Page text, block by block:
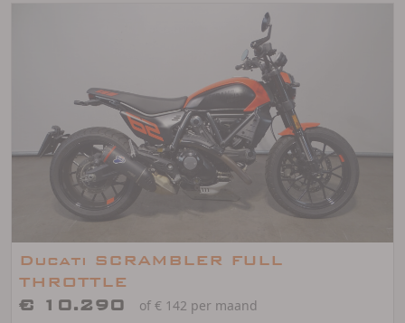
Ducati SCRAMBLER FULL
THROTTLE
€ 10.290
of € 142 per maand